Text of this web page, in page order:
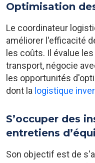
Optimisation
Le coordinateur
améliorer l'efficacité
les coûts. Il évalue
transport, négocie
les opportunités
dont la logistique
S’occuper des
entretiens
Son objectif est de